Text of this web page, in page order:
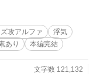
なくお暇がある方は、
変更しております。
攻アルファ
浮気
あり 本編完結
文字数 121,132